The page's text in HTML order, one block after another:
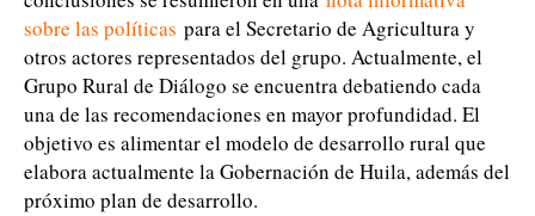
sobre las políticas para el Secretario de Agricultura y
otros actores representados del grupo. Actualmente, el
Grupo Rural de Diálogo se encuentra debatiendo cada
una de las recomendaciones en mayor profundidad. El
objetivo es alimentar el modelo de desarrollo rural que
elabora actualmente la Gobernación de Huila, además del
próximo plan de desarrollo.